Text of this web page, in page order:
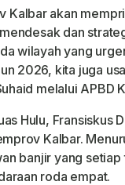
Kalimantan Barat
Kalbar akan
dan
wilayah yang
2026, kita juga
melalui APBD
Hulu, Fransiskus
Kalbar.
banjir yang
roda empat.